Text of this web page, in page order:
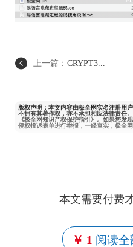
上一篇： CRYPT3...
版权声明：本文内容由极全网实名注册用
不拥有其著作权，亦不承担相应法律责任
《极全网知识产权保护指引》。如果您发
侵权投诉表单进行举报，一经查实，极全
本文需要付费
￥ 1 阅读全